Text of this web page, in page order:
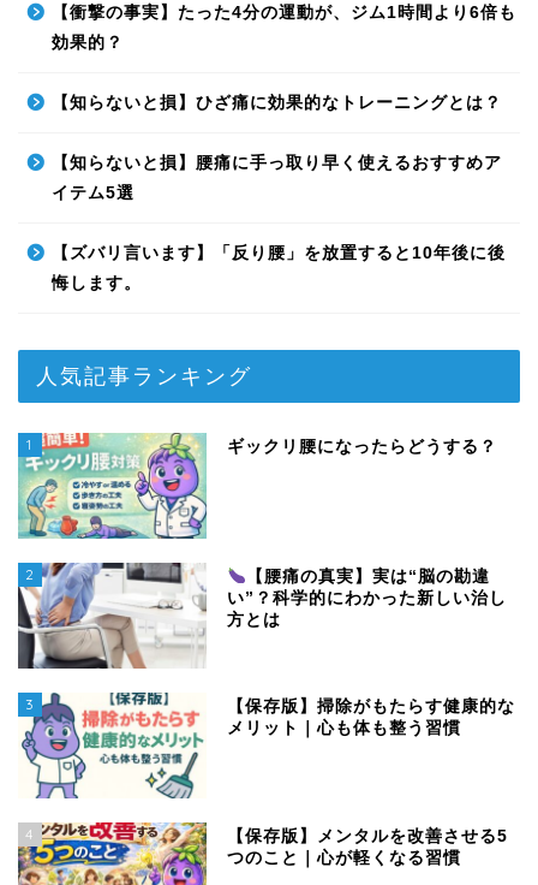
【衝撃の事実】たった4分の運動が、ジム1時間より6倍も
効果的？
【知らないと損】ひざ痛に効果的なトレーニングとは？
【知らないと損】腰痛に手っ取り早く使えるおすすめア
イテム5選
【ズバリ言います】「反り腰」を放置すると10年後に後
悔します。
人気記事ランキング
1 ギックリ腰になったらどうする？
2
【腰痛の真実】実は“脳の勘違
い”？科学的にわかった新しい治し
方とは
3
【保存版】掃除がもたらす健康的な
メリット｜心も体も整う習慣
4
【保存版】メンタルを改善させる5
つのこと｜心が軽くなる習慣